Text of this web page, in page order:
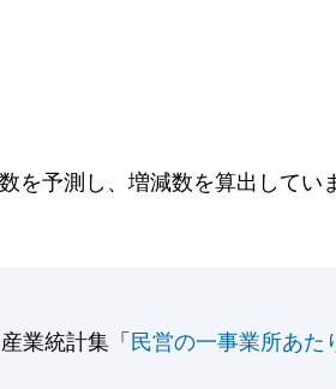
を予測し、増減数を算出して
業統計集「民営の一事業所あた